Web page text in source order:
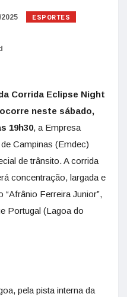
2025 ESPORTES
Corrida Eclipse Night
neste sábado,
19h30, a Empresa
Campinas (Emdec)
de trânsito. A corrida
concentração, largada e
Ferreira Junior”,
Portugal (Lagoa do
pela pista interna da